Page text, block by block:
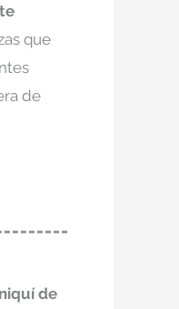
que
de
de